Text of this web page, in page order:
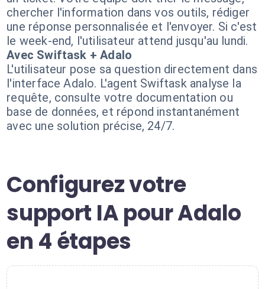
chercher l'information dans vos outils, rédiger
une réponse personnalisée et l'envoyer. Si c'est
le week-end, l'utilisateur attend jusqu'au lundi.
Avec Swiftask + Adalo
L'utilisateur pose sa question directement dans
l'interface Adalo. L'agent Swiftask analyse la
requête, consulte votre documentation ou
base de données, et répond instantanément
avec une solution précise, 24/7.
Configurez votre
support IA pour Adalo
en 4 étapes